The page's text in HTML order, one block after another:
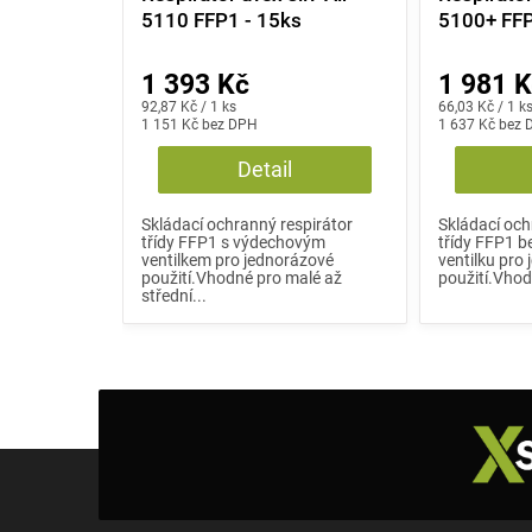
5110 FFP1 - 15ks
1 151 Kč bez DPH
1 393 Kč
Měrná
cena:
92,87 Kč / 1 ks
Detail
Skládací ochranný respirátor
třídy FFP1 s výdechovým
ventilkem pro jednorázové
použití.Vhodné pro malé až
střední...
5100+
1 637 Kč bez
1 981
Měrná
cena:
66,03 Kč / 1 ks
Skládací
třídy FFP1
ventilku pro